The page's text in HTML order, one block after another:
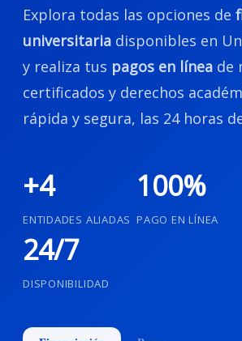
Explora todas las opciones de
universitaria disponibles en
y realiza tus pagos en línea de
certificados y derechos
rápida y segura, las 24 horas
+4
ENTIDADES ALIADAS
100%
PAGO EN LÍNEA
24/7
DISPONIBILIDAD